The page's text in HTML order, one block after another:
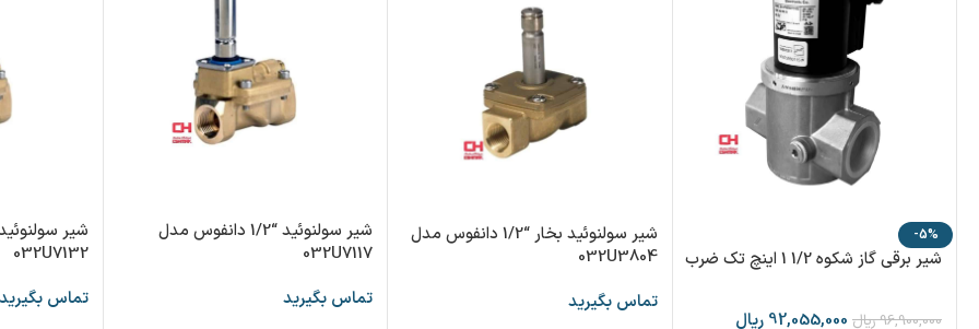
-5%
شیر برقی گاز شکوه 1/2 1 اینچ تک ضرب
96,900,000ریال 92,055,000 ریال
شیر سولنوئید بخار “1/2 دانفوس مدل
032U3804
تماس بگیرید
شیر سولنوئید “1/2 دانفوس مدل
032U7117
تماس بگیرید
032U7132
تماس